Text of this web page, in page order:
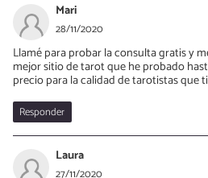
Mari
28/11/2020
Llamé para probar la consulta gratis y
mejor sitio de tarot que he probado
precio para la calidad de tarotistas que
Responder
Laura
27/11/2020